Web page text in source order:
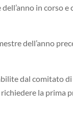
in corso e
dell’anno
dal comitato di
la prima